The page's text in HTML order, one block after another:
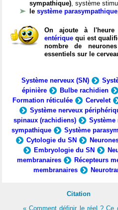
sympathique), système
le système parasympathique
On ajoute à
entérique qui est
nombre de
essentiels sur le
Système nerveux (SN)
épinière
Bulbe rachidien
Formation réticulée
Cervelet
Système nerveux
spinaux (rachidiens)
Système
sympathique
Système
Cytologie du SN
Embryologie du SN
membranaires
Récepteurs
membranaires
Citation
« Comment définir le réel ? Ce